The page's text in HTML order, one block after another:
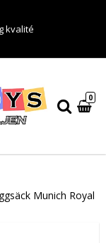
kvalité
0
Munich Royal